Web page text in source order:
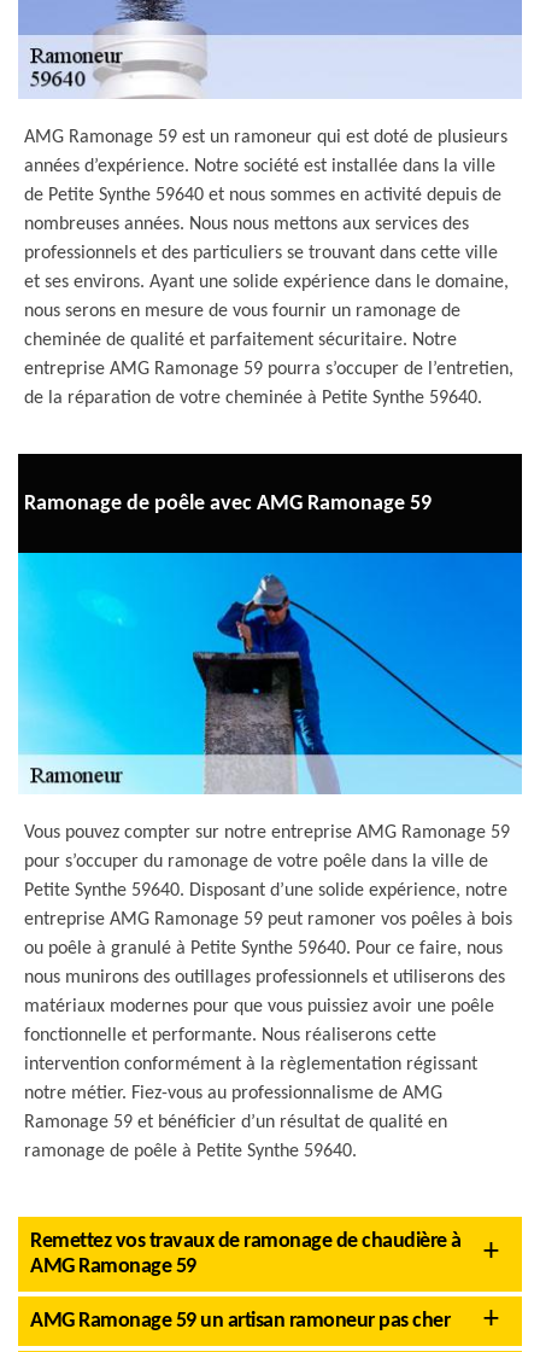
AMG Ramonage 59 est un ramoneur qui est doté de plusieurs
années d’expérience. Notre société est installée dans la ville
de Petite Synthe 59640 et nous sommes en activité depuis de
nombreuses années. Nous nous mettons aux services des
professionnels et des particuliers se trouvant dans cette ville
et ses environs. Ayant une solide expérience dans le domaine,
nous serons en mesure de vous fournir un ramonage de
cheminée de qualité et parfaitement sécuritaire. Notre
entreprise AMG Ramonage 59 pourra s’occuper de l’entretien,
de la réparation de votre cheminée à Petite Synthe 59640.
Ramonage de poêle avec AMG Ramonage 59
Vous pouvez compter sur notre entreprise AMG Ramonage 59
pour s’occuper du ramonage de votre poêle dans la ville de
Petite Synthe 59640. Disposant d’une solide expérience, notre
entreprise AMG Ramonage 59 peut ramoner vos poêles à bois
ou poêle à granulé à Petite Synthe 59640. Pour ce faire, nous
nous munirons des outillages professionnels et utiliserons des
matériaux modernes pour que vous puissiez avoir une poêle
fonctionnelle et performante. Nous réaliserons cette
intervention conformément à la règlementation régissant
notre métier. Fiez-vous au professionnalisme de AMG
Ramonage 59 et bénéficier d’un résultat de qualité en
ramonage de poêle à Petite Synthe 59640.
Remettez vos travaux de ramonage de chaudière à
AMG Ramonage 59
AMG Ramonage 59 un artisan ramoneur pas cher